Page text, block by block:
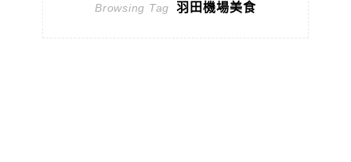
Browsing Tag 羽田機場美食